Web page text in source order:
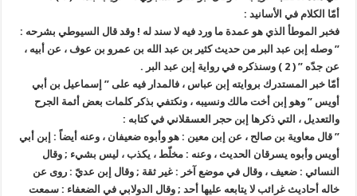
أمّا الكلام في الأسانيد :
فخبر الموطأ الذي هو عمدة ما ورد فيه لا سند له ! وقد قال السيوطي بشرحه :
” وصله إبن عبد البر من حديث كثير بن عبد الله بن عمرو بن عوف ، عن أبيه ،
عن جدّه ” ( 2 ) وسنذكره في رواية إبن عبد البر .
أمّا خبر المستدرك بروايته إبن عباس ، فالمدار فيه على ” إسماعيل بن أبي
أويس ” وهو إبن أخت مالك ونسيبه ، ونكتفي بذكر كلمات بعض أئمة الجرح
والتعديل ، التي ذكرها إبن حجر العسقلاني في كتابه :
” قال معاوية بن صالح ، عن إبن معين : هو وأبوه ضعيفان ، وعنه أيضاً : إبن أبي
أويس وأبوه يسرقان الحديث ، وعنه : مخلّط ، يكذب ، ليس بشيء ; وقال
النسائي : ضعيف ، وقال في موضع آخر : غير ثقة ; وقال إبن عديّ : روى عن
خاله أحاديث غرائب لا يتابعه عليها أحد ; وقال الدولابي في الضعفاء : سمعت